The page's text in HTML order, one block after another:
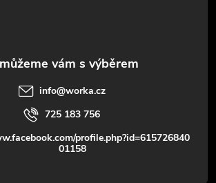
info@worka.cz
725 183 756
profile.php?id=615726840
01158